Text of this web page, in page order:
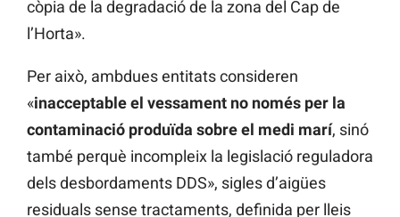
còpia de la degradació de la zona del Cap de
l’Horta».
Per això, ambdues entitats consideren
«inacceptable el vessament no només per la
contaminació produïda sobre el medi marí, sinó
també perquè incompleix la legislació reguladora
dels desbordaments DDS», sigles d’aigües
residuals sense tractaments, definida per lleis